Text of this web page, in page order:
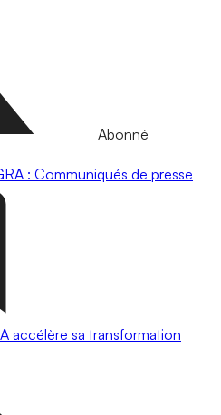
Abonné
: Communiqués de presse
accélère sa transformation